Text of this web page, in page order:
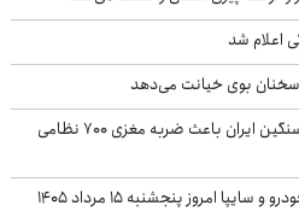
اعلام شد
بوی خیانت می‌دهد
آسوشیتدپرس افشا کرد: حملات سنگین ایران باعث ضربه مغزی ۷۰۰ نظامی
تغییر تند قیمت محصولات ایران‌خودرو و سایپا امروز پنجشنبه ۱۵ مرداد ۱۴۰۵